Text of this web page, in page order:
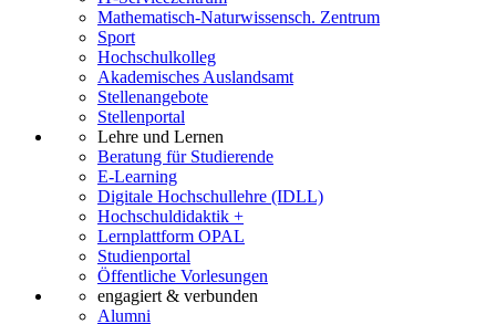
Mathematisch-Naturwissensch. Zentrum
Sport
Hochschulkolleg
Akademisches Auslandsamt
Stellenangebote
Stellenportal
Lehre und Lernen
Beratung für Studierende
E-Learning
Digitale Hochschullehre (IDLL)
Hochschuldidaktik +
Lernplattform OPAL
Studienportal
Öffentliche Vorlesungen
engagiert & verbunden
Alumni